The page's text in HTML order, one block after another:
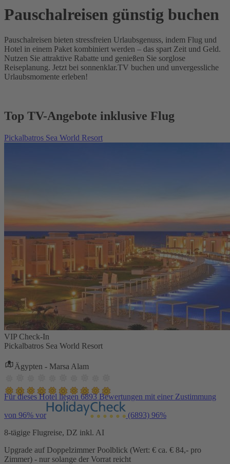
Pauschalreisen günstig buchen
Pauschalreisen bieten stressfreien Urlaubsgenuss, indem Flug und
Hotel in einem Paket kombiniert werden – das spart Zeit und Geld.
Nutzen Sie attraktive Rabatte und genießen Sie sorglose
Reiseplanung. Jetzt bei sonnenklar.TV buchen und unvergessliche
Urlaubsmomente erleben!
Top TV-Angebote inklusive Flug
Pickalbatros Sea World Resort
VIP Check-In
Pickalbatros Sea World Resort
Ägypten - Marsa Alam
Für dieses Hotel liegen 6893 Bewertungen mit einer Zustimmung
von 96% vor (6893) 96%
8-tägige Flugreise, DZ inkl. AI
Upgrade auf Doppelzimmer Poolblick (Wert: € ca. € 84,- pro
Zimmer) - nur solange der Vorrat reicht